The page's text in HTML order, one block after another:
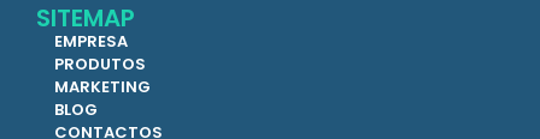
SITEMAP
EMPRESA
PRODUTOS
MARKETING
BLOG
CONTACTOS